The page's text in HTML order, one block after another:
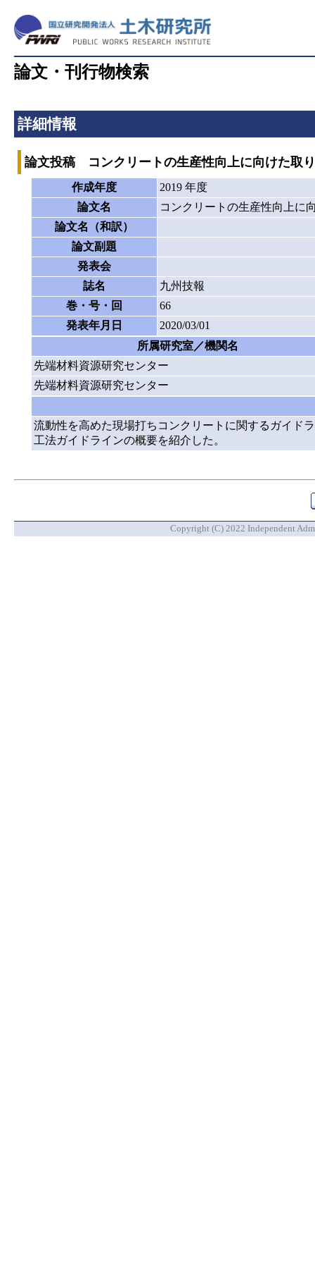
論文・刊行物検索
詳細情報
論文投稿 コンクリートの生産性向上に向けた取
作成年度
2019 年度
論文名
コンクリートの生産性向上に
論文名（和訳）
論文副題
発表会
誌名
九州技報
巻・号・回
66
発表年月日
2020/03/01
所属研究室／機関名
先端材料資源研究センター
先端材料資源研究センター
流動性を高めた現場打ちコンクリートに関するガイド
工法ガイドラインの概要を紹介した。
Copyright (C) 2022 Independent